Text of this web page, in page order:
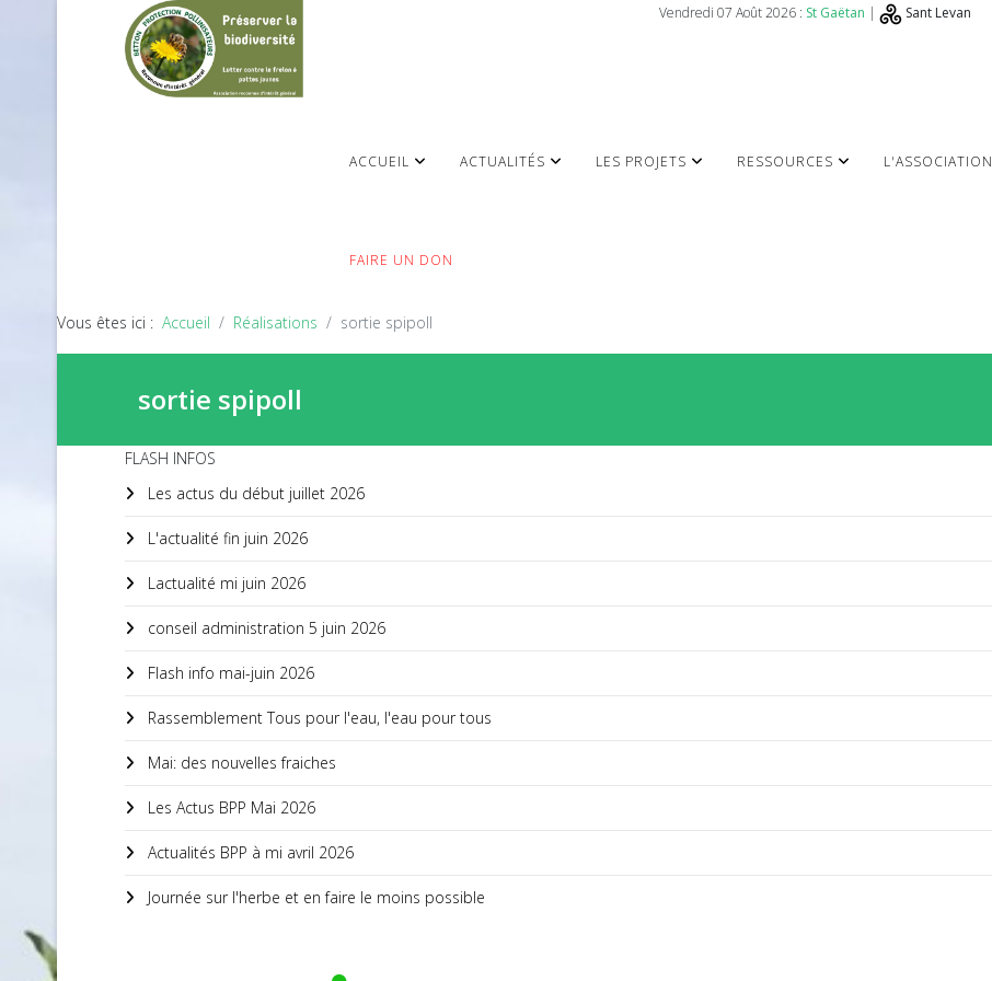
Vendredi 07 Août 2026 : St Gaëtan | Sant Levan
ACCUEIL ACTUALITÉS LES PROJETS RESSOURCES L'ASSOCIATION
FAIRE UN DON
Vous êtes ici : Accueil Réalisations sortie spipoll
sortie spipoll
FLASH INFOS
Les actus du début juillet 2026
L'actualité fin juin 2026
Lactualité mi juin 2026
conseil administration 5 juin 2026
Flash info mai-juin 2026
Rassemblement Tous pour l'eau, l'eau pour tous
Mai: des nouvelles fraiches
Les Actus BPP Mai 2026
Actualités BPP à mi avril 2026
Journée sur l'herbe et en faire le moins possible